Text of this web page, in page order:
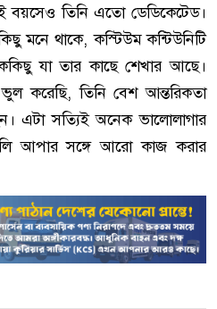
বয়সেও তিনি এতো ডেডিকেটেড।
থাকে, কস্টিউম কন্টিউনিটি
যা তার কাছে শেখার আছে।
করেছি, তিনি বেশ আন্তরিকতা
এটা সত্যিই অনেক ভালোলাগার
আপার সঙ্গে আরো কাজ করার